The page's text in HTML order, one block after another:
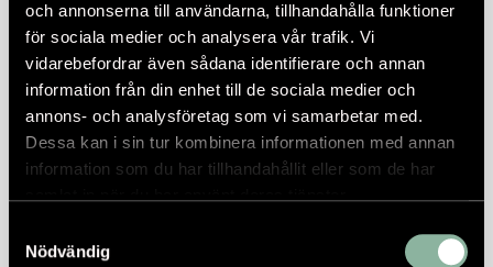
och annonserna till användarna, tillhandahålla funktioner
för sociala medier och analysera vår trafik. Vi
vidarebefordrar även sådana identifierare och annan
information från din enhet till de sociala medier och
annons- och analysföretag som vi samarbetar med.
Dessa kan i sin tur kombinera informationen med annan
information som du har tillhandahållit eller som de har
Nödvändig